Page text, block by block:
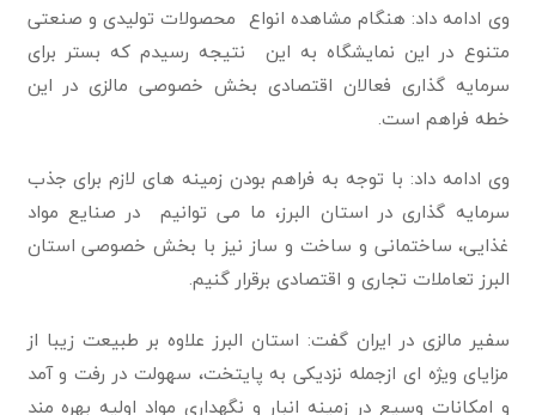
وی ادامه داد: هنگام مشاهده انواع محصولات تولیدی و صنعتی
متنوع در این نمایشگاه به این نتیجه رسیدم که بستر برای
سرمایه گذاری فعالان اقتصادی بخش خصوصی مالزی در این
خطه فراهم است.
وی ادامه داد: با توجه به فراهم بودن زمینه های لازم برای جذب
سرمایه گذاری در استان البرز، ما می توانیم در صنایع مواد
غذایی، ساختمانی و ساخت و ساز نیز با بخش خصوصی استان
البرز تعاملات تجاری و اقتصادی برقرار گنیم.
سفیر مالزی در ایران گفت: استان البرز علاوه بر طبیعت زیبا از
مزایای ویژه ای ازجمله نزدیکی به پایتخت، سهولت در رفت و آمد
و امکانات وسیع در زمینه انبار و نگهداری مواد اولیه بهره مند